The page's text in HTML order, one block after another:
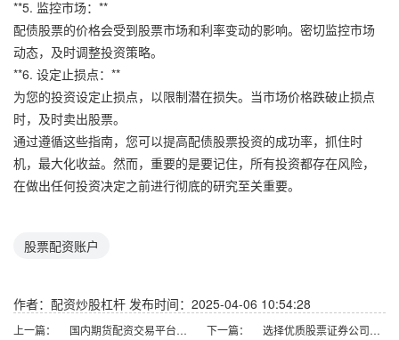
**5. 监控市场：**
配债股票的价格会受到股票市场和利率变动的影响。密切监控市场
动态，及时调整投资策略。
**6. 设定止损点：**
为您的投资设定止损点，以限制潜在损失。当市场价格跌破止损点
时，及时卖出股票。
通过遵循这些指南，您可以提高配债股票投资的成功率，抓住时
机，最大化收益。然而，重要的是要记住，所有投资都存在风险，
在做出任何投资决定之前进行彻底的研究至关重要。
股票配资账户
作者：配资炒股杠杆 发布时间：2025-04-06 10:54:28
上一篇： 国内期货配资交易平台：助你把握市场机遇，实现财富增值 下一篇： 选择优质股票证券公司，投资理财更安心